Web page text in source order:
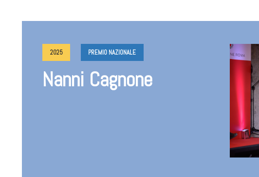
2025 PREMIO NAZIONALE
Nanni Cagnone